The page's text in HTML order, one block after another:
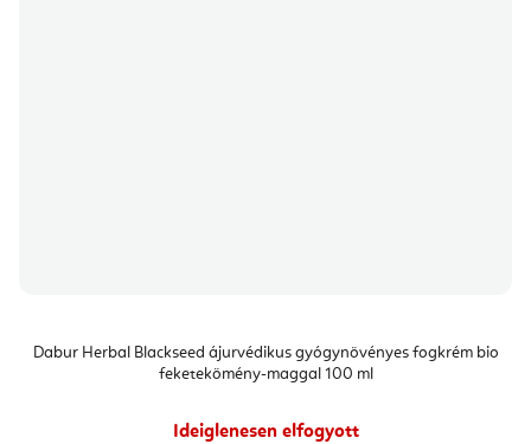
Dabur Herbal Blackseed ájurvédikus gyógynövényes fogkrém bio
feketekömény-maggal 100 ml
Ideiglenesen elfogyott